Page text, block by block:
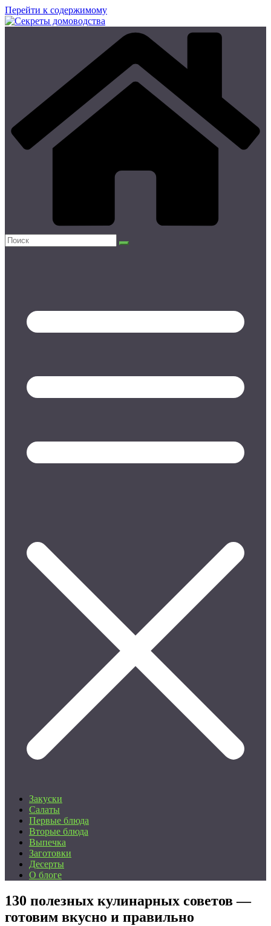
Перейти к содержимому
Закуски
Салаты
Первые блюда
Вторые блюда
Выпечка
Заготовки
Десерты
О блоге
130 полезных кулинарных советов —
готовим вкусно и правильно